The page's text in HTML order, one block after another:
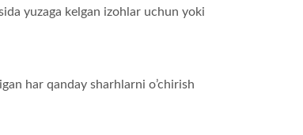
yuzaga kelgan izohlar uchun yoki
har qanday sharhlarni o’chirish